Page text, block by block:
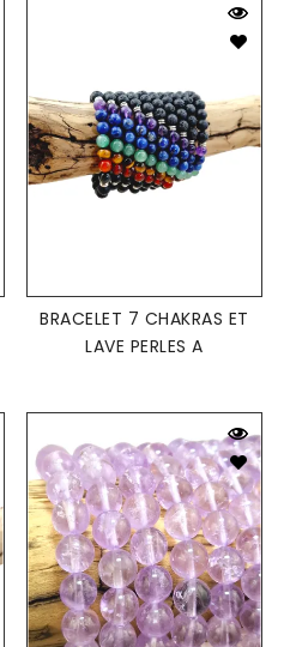
BRACELET 7 CHAKRAS ET
LAVE PERLES A